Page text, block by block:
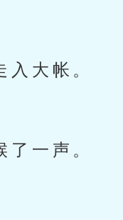
大帐。
一声。